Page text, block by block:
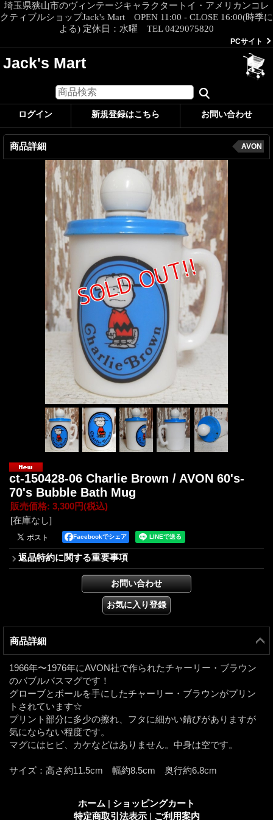
埼玉県狭山市のヴィンテージキャラクタートイ・アメリカンコレ
クティブルショップJack's Mart OPEN 11:00 - CLOSE 16:00(時季に
よる) 定休日：水曜 TEL 0429075820
PCサイト
Jack's Mart
ログイン 新規登録はこちら お問い合わせ
商品詳細 AVON
ct-150428-06 Charlie Brown / AVON 60's-
70's Bubble Bath Mug
販売価格: 3,300円(税込)
[在庫なし]
Facebookでシェア
返品特約に関する重要事項
商品詳細
1966年〜1976年にAVON社で作られたチャーリー・ブラウン
のバブルバスマグです！
グローブとボールを手にしたチャーリー・ブラウンがプリン
トされています☆
プリント部分に多少の擦れ、フタに細かい錆びがありますが
気にならない程度です。
マグにはヒビ、カケなどはありません。中身は空です。
サイズ：高さ約11.5cm 幅約8.5cm 奥行約6.8cm
ホーム | ショッピングカート
特定商取引法表示 | ご利用案内